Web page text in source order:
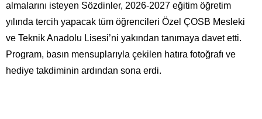
almalarını isteyen Sözdinler, 2026-2027 eğitim öğretim
yılında tercih yapacak tüm öğrencileri Özel ÇOSB Mesleki
ve Teknik Anadolu Lisesi’ni yakından tanımaya davet etti.
Program, basın mensuplarıyla çekilen hatıra fotoğrafı ve
hediye takdiminin ardından sona erdi.